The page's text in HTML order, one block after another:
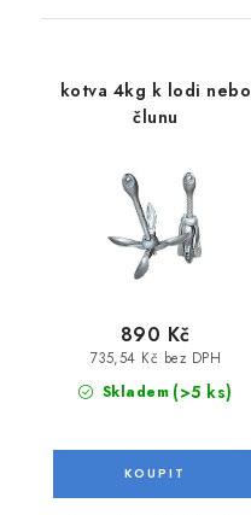
kotva 4kg k lodi nebo
člunu
Skladem (>5 ks)
735,54 Kč bez DPH
890 Kč